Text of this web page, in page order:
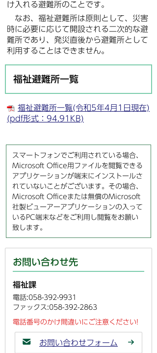
け入れる避難所のことです。
なお、福祉避難所は原則として、災害
時に必要に応じて開設される二次的な避
難所であり、発災直後から避難所として
利用することはできません。
福祉避難所一覧
福祉避難所一覧(令和5年4月1日現在)
(pdf形式：94.91KB)
スマートフォンでご利用されている場合、
Microsoft Office用ファイルを閲覧できる
アプリケーションが端末にインストールさ
れていないことがございます。その場合、
Microsoft Officeまたは無償のMicrosoft
社製ビューアーアプリケーションの入って
いるPC端末などをご利用し閲覧をお願い
致します。
お問い合わせ先
福祉課
電話:058-392-9931
ファックス:058-392-2863
電話番号のかけ間違いにご注意ください!
お問い合わせフォーム